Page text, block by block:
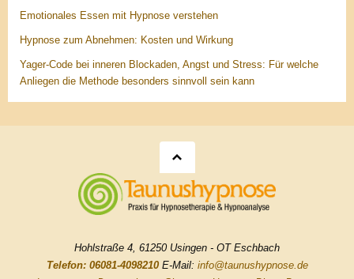
Emotionales Essen mit Hypnose verstehen
Hypnose zum Abnehmen: Kosten und Wirkung
Yager-Code bei inneren Blockaden, Angst und Stress: Für welche
Anliegen die Methode besonders sinnvoll sein kann
Hohlstraße 4, 61250 Usingen - OT Eschbach
Telefon: 06081-4098210E-Mail: info@taunushypnose.de